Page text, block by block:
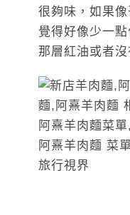
很夠味，如果
覺得好像少一
那層紅油或者沒